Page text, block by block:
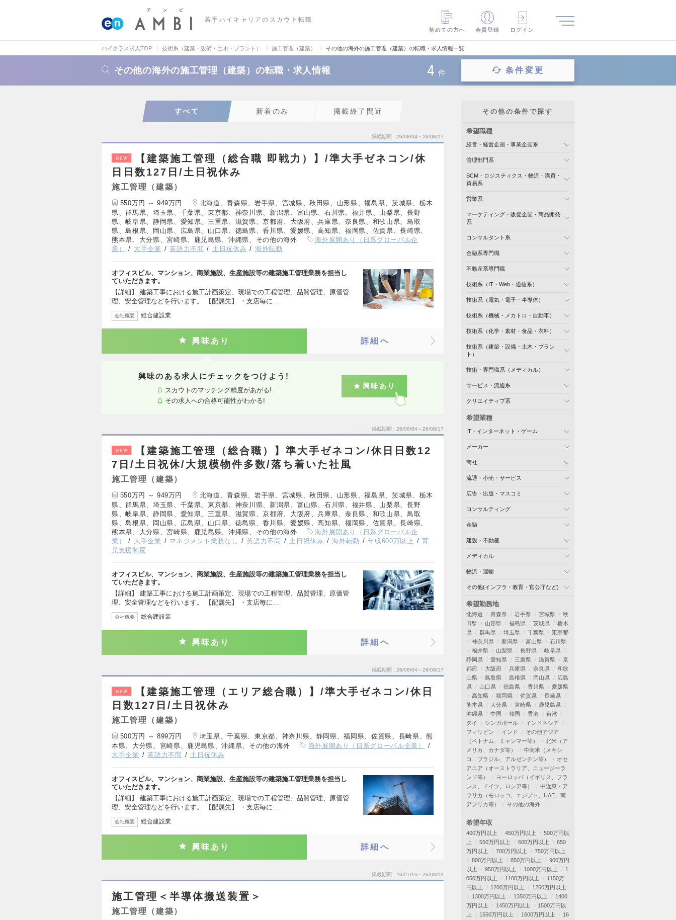
若手ハイキャリアのスカウト転職
初めての方へ
会員登録 ログイン
ハイクラス求人TOP 技術系（建築・設備・土木・プラント） 施工管理（建築） その他の海外の施工管理（建築）の転職・求人情報一覧
その他の海外の施工管理（建築）の転職・求人情報 4 件 条件変更
すべて 新着のみ 掲載終了間近
掲載期間 26/08/04～26/08/17
NEW
【建築施工管理（総合職 即戦力）】/準大手ゼネコン/休
日日数127日/土日祝休み
施工管理（建築）
550万円 ～ 949万円
北海道、青森県、岩手県、宮城県、秋田県、山形県、福島県、茨城県、栃木
県、群馬県、埼玉県、千葉県、東京都、神奈川県、新潟県、富山県、石川県、福井県、山梨県、長野
県、岐阜県、静岡県、愛知県、三重県、滋賀県、京都府、大阪府、兵庫県、奈良県、和歌山県、鳥取
県、島根県、岡山県、広島県、山口県、徳島県、香川県、愛媛県、高知県、福岡県、佐賀県、長崎県、
熊本県、大分県、宮崎県、鹿児島県、沖縄県、その他の海外
海外展開あり（日系グローバル企
業）
大手企業 英語力不問 土日祝休み 海外転勤
オフィスビル、マンション、商業施設、生産施設等の建築施工管理業務を担当し
ていただきます。
【詳細】 建築工事における施工計画策定、現場での工程管理、品質管理、原価管
理、安全管理などを行います。 【配属先】 ・支店毎に…
会社概要 総合建設業
興味あり 詳細へ
興味のある求人にチェックをつけよう!
スカウトのマッチング精度があがる!
その求人への合格可能性がわかる!
興味あり
掲載期間 26/08/04～26/08/17
NEW
【建築施工管理（総合職）】準大手ゼネコン/休日日数12
7日/土日祝休/大規模物件多数/落ち着いた社風
施工管理（建築）
550万円 ～ 949万円
北海道、青森県、岩手県、宮城県、秋田県、山形県、福島県、茨城県、栃木
県、群馬県、埼玉県、千葉県、東京都、神奈川県、新潟県、富山県、石川県、福井県、山梨県、長野
県、岐阜県、静岡県、愛知県、三重県、滋賀県、京都府、大阪府、兵庫県、奈良県、和歌山県、鳥取
県、島根県、岡山県、広島県、山口県、徳島県、香川県、愛媛県、高知県、福岡県、佐賀県、長崎県、
熊本県、大分県、宮崎県、鹿児島県、沖縄県、その他の海外
海外展開あり（日系グローバル企
業）
大手企業 マネジメント業務なし 英語力不問 土日祝休み 海外転勤 年収600万以上
育
児支援制度
オフィスビル、マンション、商業施設、生産施設等の建築施工管理業務を担当し
ていただきます。
【詳細】 建築工事における施工計画策定、現場での工程管理、品質管理、原価管
理、安全管理などを行います。 【配属先】 ・支店毎に…
会社概要 総合建設業
興味あり 詳細へ
掲載期間 26/08/04～26/08/17
NEW
【建築施工管理（エリア総合職）】/準大手ゼネコン/休日
日数127日/土日祝休み
施工管理（建築）
500万円 ～ 899万円
埼玉県、千葉県、東京都、神奈川県、静岡県、福岡県、佐賀県、長崎県、熊
本県、大分県、宮崎県、鹿児島県、沖縄県、その他の海外
海外展開あり（日系グローバル企業）
大手企業
英語力不問 土日祝休み
オフィスビル、マンション、商業施設、生産施設等の建築施工管理業務を担当し
ていただきます。
【詳細】 建築工事における施工計画策定、現場での工程管理、品質管理、原価管
理、安全管理などを行います。 【配属先】 ・支店毎に…
会社概要 総合建設業
興味あり 詳細へ
掲載期間 26/07/16～26/08/19
施工管理＜半導体搬送装置＞
施工管理（建築）
その他の条件で探す
希望職種
経営・経営企画・事業企画系
管理部門系
SCM・ロジスティクス・物流・購買・
貿易系
営業系
マーケティング・販促企画・商品開発
系
コンサルタント系
金融系専門職
不動産系専門職
技術系（IT・Web・通信系）
技術系（電気・電子・半導体）
技術系（機械・メカトロ・自動車）
技術系（化学・素材・食品・衣料）
技術系（建築・設備・土木・プラン
ト）
技術・専門職系（メディカル）
サービス・流通系
クリエイティブ系
希望業種
IT・インターネット・ゲーム
メーカー
商社
流通・小売・サービス
広告・出版・マスコミ
コンサルティング
金融
建設・不動産
メディカル
物流・運輸
その他(インフラ・教育・官公庁など)
希望勤務地
北海道 青森県 岩手県 宮城県
秋
田県
山形県 福島県 茨城県
栃木
県
群馬県 埼玉県 千葉県
東京都
神奈川県
新潟県 富山県
石川県
福井県
山梨県 長野県
岐阜県
静岡県
愛知県 三重県 滋賀県
京
都府
大阪府 兵庫県 奈良県
和歌
山県
鳥取県 島根県 岡山県
広島
県
山口県 徳島県 香川県
愛媛県
高知県
福岡県 佐賀県
長崎県
熊本県
大分県 宮崎県
鹿児島県
沖縄県
中国 韓国 香港
台湾
タイ
シンガポール
インドネシア
フィリピン
インド
その他アジア
（ベトナム、ミャンマー等）
北米（ア
メリカ、カナダ等）
中南米（メキシ
コ、ブラジル、アルゼンチン等）
オセ
アニア（オーストラリア、ニュージーラ
ンド等）
ヨーロッパ（イギリス、フラ
ンス、ドイツ、ロシア等）
中近東・ア
フリカ（モロッコ、エジプト、UAE、南
アフリカ等）
その他の海外
希望年収
400万円以上 450万円以上
500万円以
上
550万円以上 600万円以上
650
万円以上
700万円以上
750万円以上
800万円以上
850万円以上
900万円
以上
950万円以上 1000万円以上
1
050万円以上
1100万円以上
1150万
円以上
1200万円以上
1250万円以上
1300万円以上
1350万円以上
1400
万円以上
1450万円以上
1500万円以
上
1550万円以上 1600万円以上
16